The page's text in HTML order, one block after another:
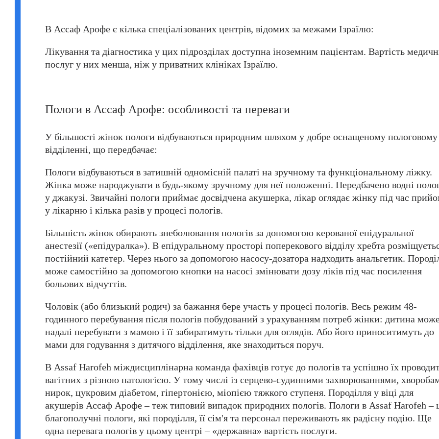
В Ассаф Арофе є кілька спеціалізованих центрів, відомих за межами Ізраїлю:
Лікування та діагностика у цих підрозділах доступна іноземним пацієнтам. Вартість
послуг у них менша, ніж у приватних клініках Ізраїлю.
Пологи в Ассаф Арофе: особливості та переваги
У більшості жінок пологи відбуваються природним шляхом у добре оснащеному пологовому
відділенні, що передбачає:
Пологи відбуваються в затишній одномісній палаті на зручному та функціональному ліжку.
Жінка може народжувати в будь-якому зручному для неї положенні. Передбачено водні
у джакузі. Звичайні пологи приймає досвідчена акушерка, лікар оглядає жінку під час
у лікарню і кілька разів у процесі пологів.
Більшість жінок обирають знеболювання пологів за допомогою керованої епідуральної
анестезії («епідуралка»). В епідуральному просторі поперекового відділу хребта
постійний катетер. Через нього за допомогою насосу-дозатора надходить анальгетик.
може самостійно за допомогою кнопки на насосі змінювати дозу ліків під час посилення
больових відчуттів.
Чоловік (або близький родич) за бажання бере участь у процесі пологів. Весь режим 48-
годинного перебування після пологів побудований з урахуванням потреб жінки: дитина
надалі перебувати з мамою і її забиратимуть тільки для оглядів. Або його приноситимуть до
мами для годування з дитячого відділення, яке знаходиться поруч.
В Assaf Harofeh міждисциплінарна команда фахівців готує до пологів та успішно їх
вагітних з різною патологією. У тому числі із серцево-судинними захворюваннями,
нирок, цукровим діабетом, гіпертонією, міопією тяжкого ступеня. Породілля у віці для
акушерів Ассаф Арофе – теж типовий випадок природних пологів. Пологи в Assaf Harofeh –
благополучні пологи, які породілля, її сім'я та персонал переживають як радісну подію. Ще
одна перевага пологів у цьому центрі – «державна» вартість послуги.